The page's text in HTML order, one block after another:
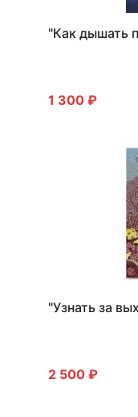
"Как дышать
1 300 ₽
"Узнать за
2 500 ₽